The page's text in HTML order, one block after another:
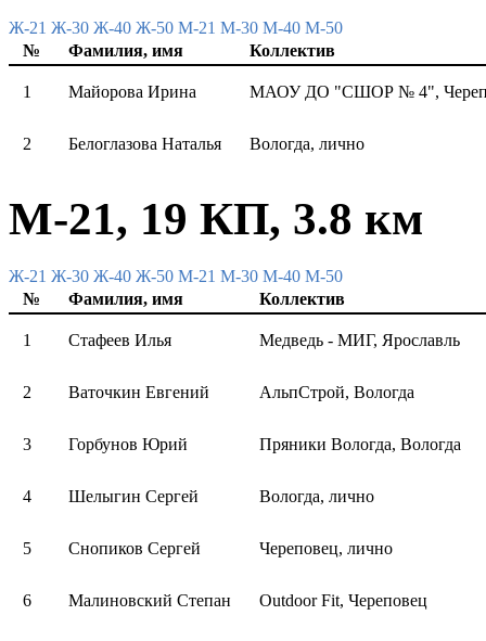
Ж-21 Ж-30 Ж-40 Ж-50 М-21 М-30 М-40 М-50
№
Фамилия, имя Коллектив
1 Майорова Ирина МАОУ ДО "СШОР № 4",
2 Белоглазова Наталья Вологда, лично
М-21, 19 КП, 3.8 км
Ж-21 Ж-30 Ж-40 Ж-50 М-21 М-30 М-40 М-50
№
Фамилия, имя Коллектив
1 Стафеев Илья Медведь - МИГ, Ярославль
2 Ваточкин Евгений АльпСтрой, Вологда
3 Горбунов Юрий Пряники Вологда, Вологда
4 Шелыгин Сергей Вологда, лично
5 Снопиков Сергей Череповец, лично
6 Малиновский Степан Outdoor Fit, Череповец